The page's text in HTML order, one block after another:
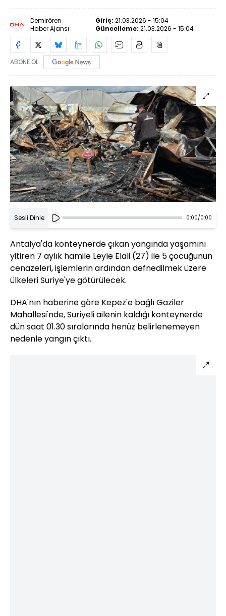
Demirören
Haber Ajansı
Giriş: 21.03.2026 - 15:04
Güncelleme: 21.03.2026 - 15:04
ABONE OL
Sesli Dinle 0:00/0:00
Antalya'da konteynerde çıkan yangında yaşamını
yitiren 7 aylık hamile Leyle Elali (27) ile 5 çocuğunun
cenazeleri, işlemlerin ardından defnedilmek üzere
ülkeleri Suriye'ye götürülecek.
DHA'nın haberine göre Kepez'e bağlı Gaziler
Mahallesi'nde, Suriyeli ailenin kaldığı konteynerde
dün saat 01.30 sıralarında henüz belirlenemeyen
nedenle yangın çıktı.